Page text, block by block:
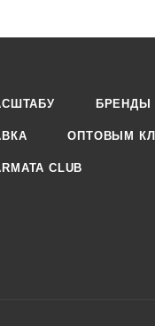
БРЕНДЫ
ОПТОВЫМ
CLUB